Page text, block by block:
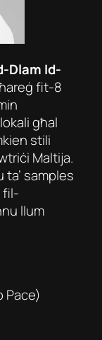
Dlam Id-
fit-8
għal
stili
Maltija.
samples
fil-
llum
Pace)